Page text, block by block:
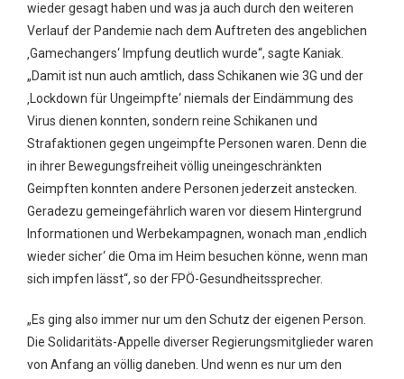
wieder gesagt haben und was ja auch durch den weiteren
Verlauf der Pandemie nach dem Auftreten des angeblichen
‚Gamechangers‘ Impfung deutlich wurde“, sagte Kaniak.
„Damit ist nun auch amtlich, dass Schikanen wie 3G und der
‚Lockdown für Ungeimpfte‘ niemals der Eindämmung des
Virus dienen konnten, sondern reine Schikanen und
Strafaktionen gegen ungeimpfte Personen waren. Denn die
in ihrer Bewegungsfreiheit völlig uneingeschränkten
Geimpften konnten andere Personen jederzeit anstecken.
Geradezu gemeingefährlich waren vor diesem Hintergrund
Informationen und Werbekampagnen, wonach man ‚endlich
wieder sicher‘ die Oma im Heim besuchen könne, wenn man
sich impfen lässt“, so der FPÖ-Gesundheitssprecher.
„Es ging also immer nur um den Schutz der eigenen Person.
Die Solidaritäts-Appelle diverser Regierungsmitglieder waren
von Anfang an völlig daneben. Und wenn es nur um den